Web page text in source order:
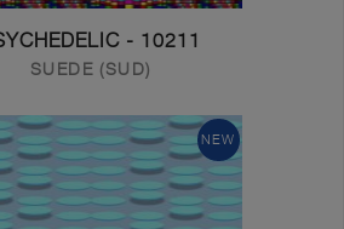
10211 - PSYCHEDELIC
SUEDE (SUD)
NEW